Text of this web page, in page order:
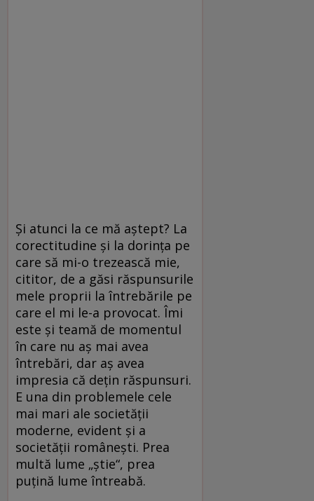
Și atunci la ce mă aștept? La
corectitudine și la dorința pe
care să mi-o trezească mie,
cititor, de a găsi răspunsurile
mele proprii la întrebările pe
care el mi le-a provocat. Îmi
este și teamă de momentul
în care nu aș mai avea
întrebări, dar aș avea
impresia că dețin răspunsuri.
E una din problemele cele
mai mari ale societății
moderne, evident și a
societății românești. Prea
multă lume „știe“, prea
puțină lume întreabă.